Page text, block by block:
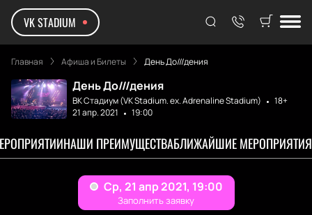
VK STADIUM
Главная Афиша и Билеты День До///дения
День До///дения
ВК Стадиум (VK Stadium. ex. Adrenaline Stadium)
18+
21 апр. 2021
19:00
НАШИ ПРЕИМУЩЕСТВАБЛИЖАЙШИЕ МЕРОПРИЯТИЯ